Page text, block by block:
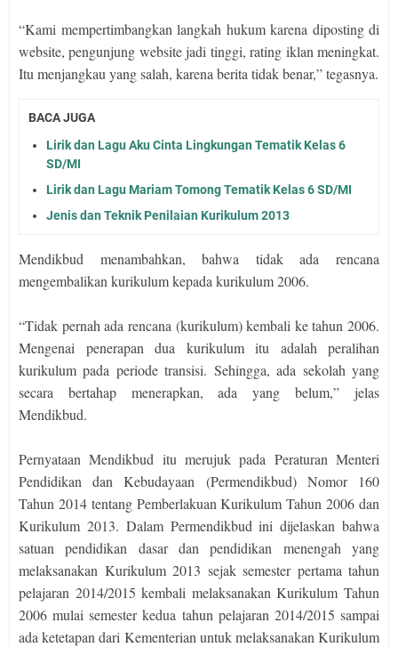
“Kami mempertimbangkan langkah hukum karena diposting di
website, pengunjung website jadi tinggi, rating iklan meningkat.
Itu menjangkau yang salah, karena berita tidak benar,” tegasnya.
BACA JUGA
Lirik dan Lagu Aku Cinta Lingkungan Tematik Kelas 6
SD/MI
Lirik dan Lagu Mariam Tomong Tematik Kelas 6 SD/MI
Jenis dan Teknik Penilaian Kurikulum 2013
Mendikbud menambahkan, bahwa tidak ada rencana
mengembalikan kurikulum kepada kurikulum 2006.
“Tidak pernah ada rencana (kurikulum) kembali ke tahun 2006.
Mengenai penerapan dua kurikulum itu adalah peralihan
kurikulum pada periode transisi. Sehingga, ada sekolah yang
secara bertahap menerapkan, ada yang belum,” jelas
Mendikbud.
Pernyataan Mendikbud itu merujuk pada Peraturan Menteri
Pendidikan dan Kebudayaan (Permendikbud) Nomor 160
Tahun 2014 tentang Pemberlakuan Kurikulum Tahun 2006 dan
Kurikulum 2013. Dalam Permendikbud ini dijelaskan bahwa
satuan pendidikan dasar dan pendidikan menengah yang
melaksanakan Kurikulum 2013 sejak semester pertama tahun
pelajaran 2014/2015 kembali melaksanakan Kurikulum Tahun
2006 mulai semester kedua tahun pelajaran 2014/2015 sampai
ada ketetapan dari Kementerian untuk melaksanakan Kurikulum